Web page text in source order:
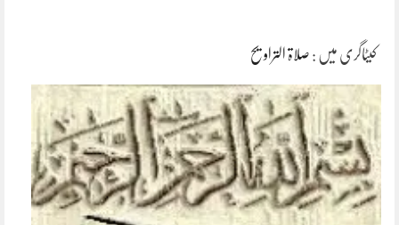
کیٹاگری میں : صلاۃ التراویح